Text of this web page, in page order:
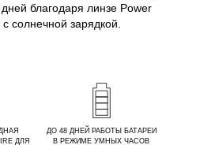
ДЛЯ
ДО 48 ДНЕЙ РАБОТЫ БАТАРЕИ
В РЕЖИМЕ УМНЫХ ЧАСОВ
благодаря линзе Power
солнечной зарядкой.